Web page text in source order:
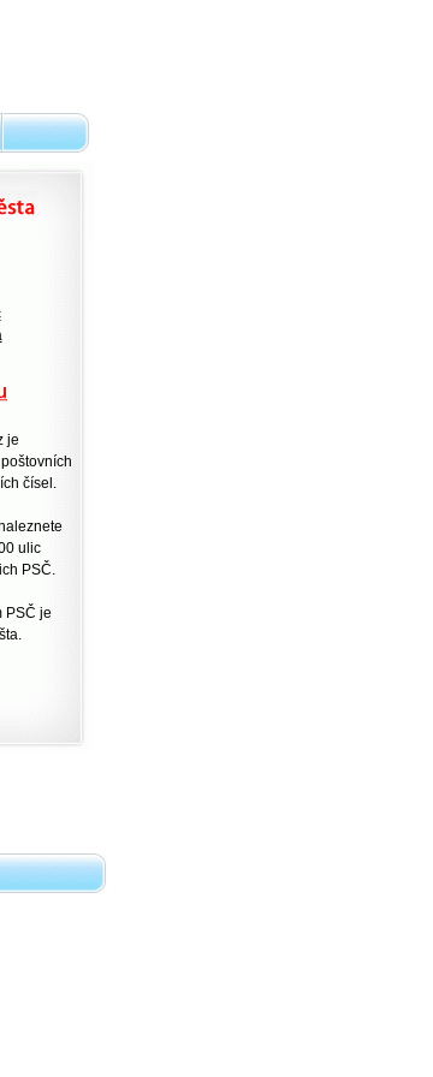
je
čísel.
ulic
PSČ.
PSČ je